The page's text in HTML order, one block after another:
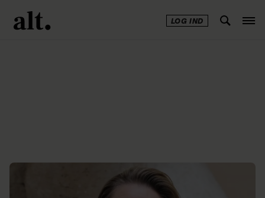
LOG IND